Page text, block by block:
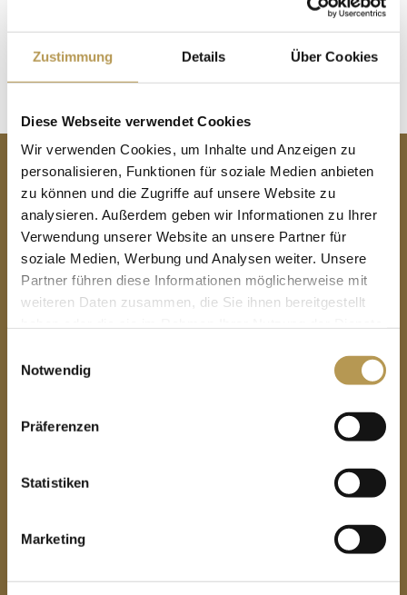
Zustimmung Details Über Cookies
Diese Webseite verwendet Cookies
Wir verwenden Cookies, um Inhalte und Anzeigen zu
personalisieren, Funktionen für soziale Medien anbieten
zu können und die Zugriffe auf unsere Website zu
analysieren. Außerdem geben wir Informationen zu Ihrer
Verwendung unserer Website an unsere Partner für
soziale Medien, Werbung und Analysen weiter. Unsere
Partner führen diese Informationen möglicherweise mit
weiteren Daten zusammen, die Sie ihnen bereitgestellt
Notwendig
Präferenzen
Statistiken
Marketing
unserem täglich wechselndem Abendmenü. Ideal für
eine genussvolle ausgelassene Auszeit.
KONTAKT
Privathotels Dr. Lohbeck GmbH & Co.KG
Seehotel Schloss Klink
Schlossstraße 6
17192 Klink
Fax03991 747 - 299
info@schlosshotel-klink.de
PRIVATHOTELS DR. LOHBECK
Alle Hotels auf einen Blick